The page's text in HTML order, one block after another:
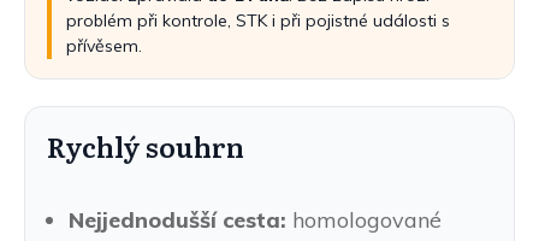
problém při kontrole, STK i při pojistné události s
přívěsem.
Rychlý souhrn
Nejjednodušší cesta: homologované